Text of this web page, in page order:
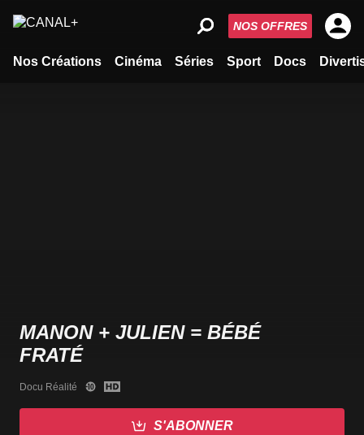
Nos Créations Cinéma Séries Sport Docs
NOS OFFRES
MANON + JULIEN = BÉBÉ
FRATÉ
Docu Réalité
S'ABONNER